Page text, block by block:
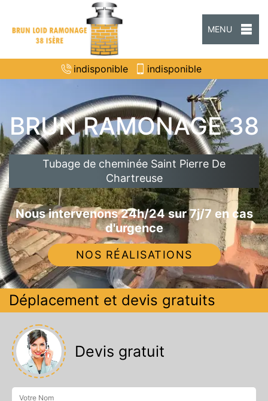
MENU
indisponible indisponible
BRUN RAMONAGE 38
Tubage de cheminée Saint Pierre De
Chartreuse
Nous intervenons 24h/24 sur 7j/7 en cas
d'urgence
NOS RÉALISATIONS
Déplacement et devis gratuits
Devis gratuit